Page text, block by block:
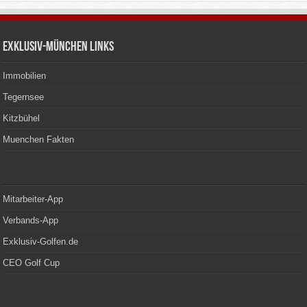
Exklusiv-München Links
Immobilien
Tegernsee
Kitzbühel
Muenchen Fakten
Mitarbeiter-App
Verbands-App
Exklusiv-Golfen.de
CEO Golf Cup